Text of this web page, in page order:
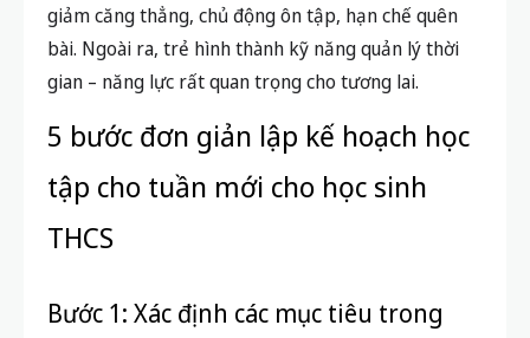
giảm căng thẳng, chủ động ôn tập, hạn chế quên
bài. Ngoài ra, trẻ hình thành kỹ năng quản lý thời
gian – năng lực rất quan trọng cho tương lai.
5 bước đơn giản lập kế hoạch học
tập cho tuần mới cho học sinh
THCS
Bước 1: Xác định các mục tiêu trong